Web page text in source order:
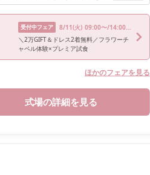
受付中フェア 8/11(火) 09:00〜/14:00〜/17:30〜
＼2万GIFT＆ドレス2着無料／フラワーチ
ャペル体験×プレミア試食
ほかのフェアを見る
式場の詳細を見る